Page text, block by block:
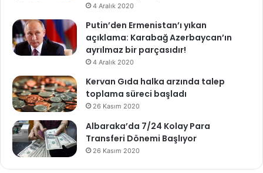
4 Aralık 2020
Putin’den Ermenistan’ı yıkan
açıklama: Karabağ Azerbaycan’ın
ayrılmaz bir parçasıdır!
4 Aralık 2020
Kervan Gıda halka arzında talep
toplama süreci başladı
26 Kasım 2020
Albaraka’da 7/24 Kolay Para
Transferi Dönemi Başlıyor
26 Kasım 2020